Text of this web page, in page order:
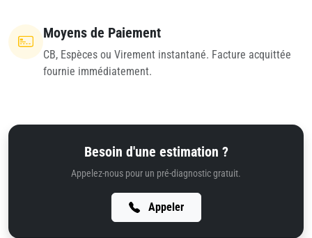
Moyens de Paiement
CB, Espèces ou Virement instantané. Facture acquittée
fournie immédiatement.
Besoin d'une estimation ?
Appelez-nous pour un pré-diagnostic gratuit.
Appeler